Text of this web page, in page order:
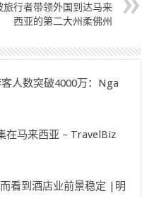
旅行者带领外国到达马来
西亚的第二大州柔佛州
人数突破4000万：Nga
在马来西亚 – TravelBiz
看到酒店业前景稳定 |明